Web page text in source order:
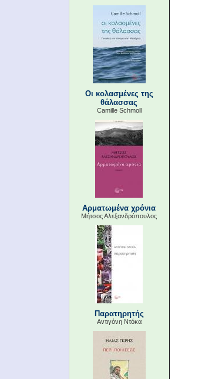
Οι κολασμένες της
θάλασσας
Camille Schmoll
Αρματωμένα χρόνια
Μήτσος Αλεξανδρόπουλος
Παρατηρητής
Αντιγόνη Ντόκα